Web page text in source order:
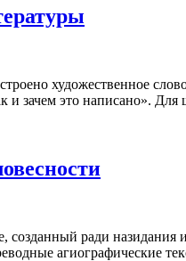
художественное
и зачем это написано».
созданный ради
агиографические